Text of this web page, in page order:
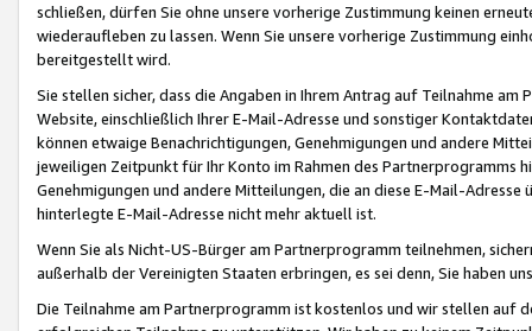
schließen, dürfen Sie ohne unsere vorherige Zustimmung keinen
wiederaufleben zu lassen. Wenn Sie unsere vorherige Zustimmung
bereitgestellt wird.
Sie stellen sicher, dass die Angaben in Ihrem Antrag auf Teilnahme
Website, einschließlich Ihrer E-Mail-Adresse und sonstiger
können etwaige Benachrichtigungen, Genehmigungen und andere
jeweiligen Zeitpunkt für Ihr Konto im Rahmen des Partnerprogramms
Genehmigungen und andere Mitteilungen, die an diese E-Mail-
hinterlegte E-Mail-Adresse nicht mehr aktuell ist.
Wenn Sie als Nicht-US-Bürger am Partnerprogramm teilnehmen,
außerhalb der Vereinigten Staaten erbringen, es sei denn, Sie haben
Die Teilnahme am Partnerprogramm ist kostenlos und wir stellen auf